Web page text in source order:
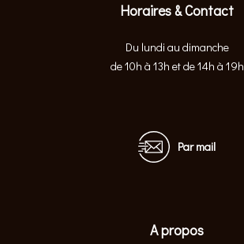
Horaires & Contact
Du lundi au dimanche
de 10h à 13h et de 14h à 19h
Par mail
A propos